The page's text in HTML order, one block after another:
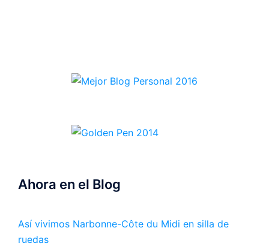
Ahora en el Blog
Así vivimos Narbonne-Côte du Midi en silla de
ruedas